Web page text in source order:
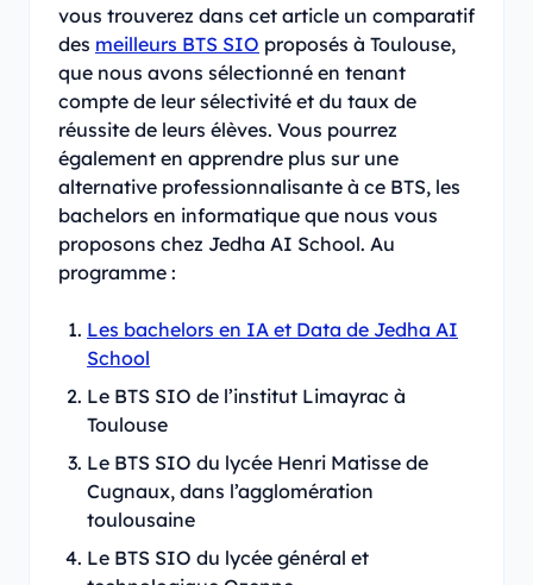
vous trouverez dans cet article un comparatif
des meilleurs BTS SIO proposés à Toulouse,
que nous avons sélectionné en tenant
compte de leur sélectivité et du taux de
réussite de leurs élèves. Vous pourrez
également en apprendre plus sur une
alternative professionnalisante à ce BTS, les
bachelors en informatique que nous vous
proposons chez Jedha AI School. Au
programme :
Les bachelors en IA et Data de Jedha AI
School
Le BTS SIO de l’institut Limayrac à
Toulouse
Le BTS SIO du lycée Henri Matisse de
Cugnaux, dans l’agglomération
toulousaine
Le BTS SIO du lycée général et